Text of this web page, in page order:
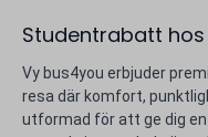
Studentrabatt
Vy bus4you erbjuder
resa där komfort,
utformad för att ge dig en